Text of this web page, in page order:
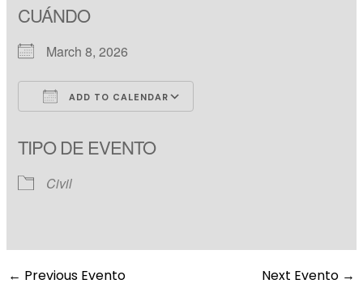
CUÁNDO
March 8, 2026
ADD TO CALENDAR
TIPO DE EVENTO
Civil
← Previous Evento Next Evento →